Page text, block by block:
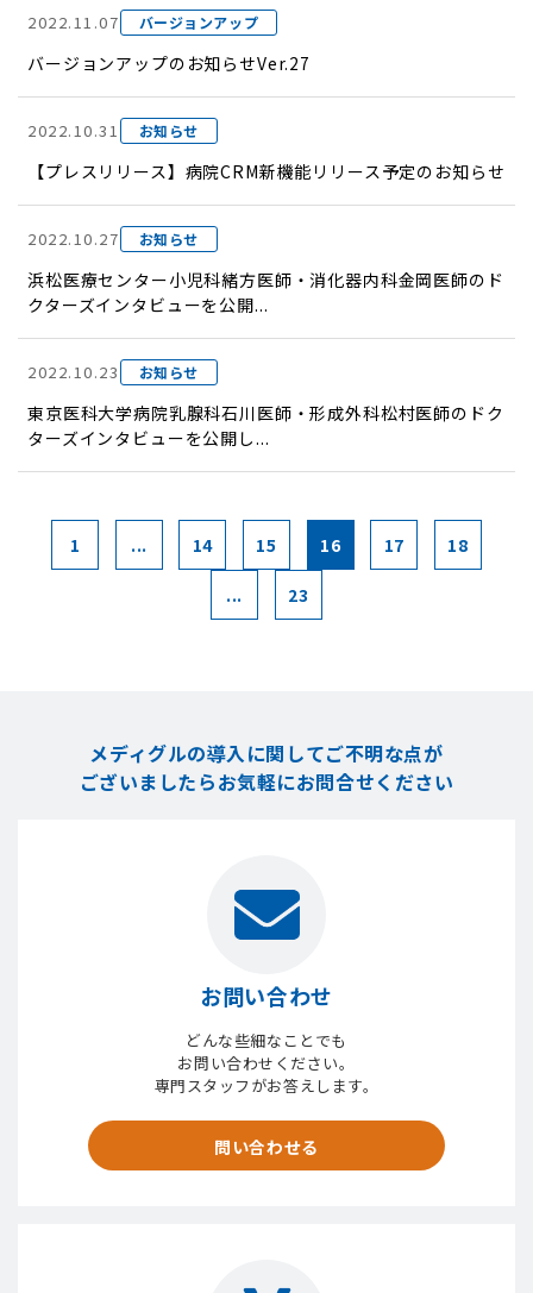
2022.11.07 バージョンアップ
バージョンアップのお知らせVer.27
2022.10.31 お知らせ
【プレスリリース】病院CRM新機能リリース予定のお知らせ
2022.10.27 お知らせ
浜松医療センター小児科緒方医師・消化器内科金岡医師のド
クターズインタビューを公開...
2022.10.23 お知らせ
東京医科大学病院乳腺科石川医師・形成外科松村医師のドク
ターズインタビューを公開し...
1 ... 14 15 16 17 18
... 23
メディグルの導入に関してご不明な点が
ございましたらお気軽にお問合せください
お問い合わせ
どんな些細なことでも
お問い合わせください。
専門スタッフがお答えします。
問い合わせる